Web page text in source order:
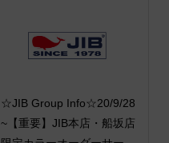
☆JIB Group Info☆20/9/28
~【重要】JIB本店・船坂店